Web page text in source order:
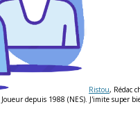
Ristou, Rédac
depuis 1988 (NES). J'imite super